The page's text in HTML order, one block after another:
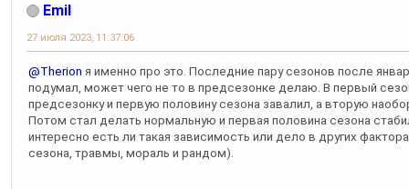
Emil
27 июля 2023, 11:37:06
@Therion я именно про это. Последние пару сезонов после
подумал, может чего не то в предсезонке делаю. В первый
предсезонку и первую половину сезона завалил, а вторую
Потом стал делать нормальную и первая половина сезона
интересно есть ли такая зависимость или дело в других
сезона, травмы, мораль и рандом).